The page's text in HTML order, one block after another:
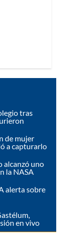
tras
de mujer
a capturarlo
alcanzó uno
la NASA
alerta sobre
en vivo